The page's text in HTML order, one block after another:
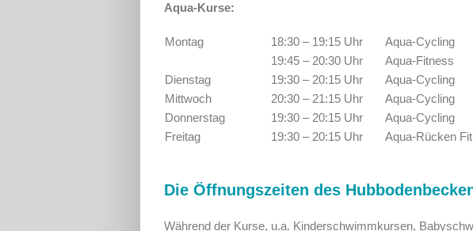
Aqua-Kurse:
Montag 18:30 – 19:15 Uhr
Aqua-Cycling
19:45 – 20:30 Uhr
Aqua-Fitness
Dienstag
19:30 – 20:15 Uhr
Aqua-Cycling
Mittwoch
20:30 – 21:15 Uhr
Aqua-Cycling
Donnerstag
19:30 – 20:15 Uhr
Aqua-Cycling
Freitag
19:30 – 20:15 Uhr Aqua-Rücken Fit
Die Öffnungszeiten des
Während der Kurse, u.a. Kinderschwimmkursen,